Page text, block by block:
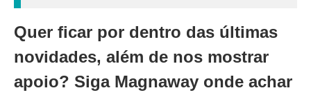
Quer ficar por dentro das últimas
novidades, além de nos mostrar
apoio? Siga Magnaway onde achar